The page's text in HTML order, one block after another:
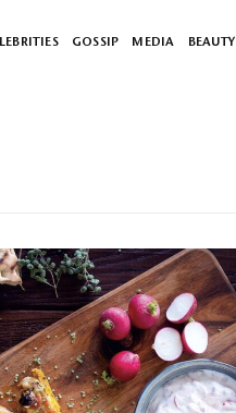
GOSSIP MEDIA BEAUTY